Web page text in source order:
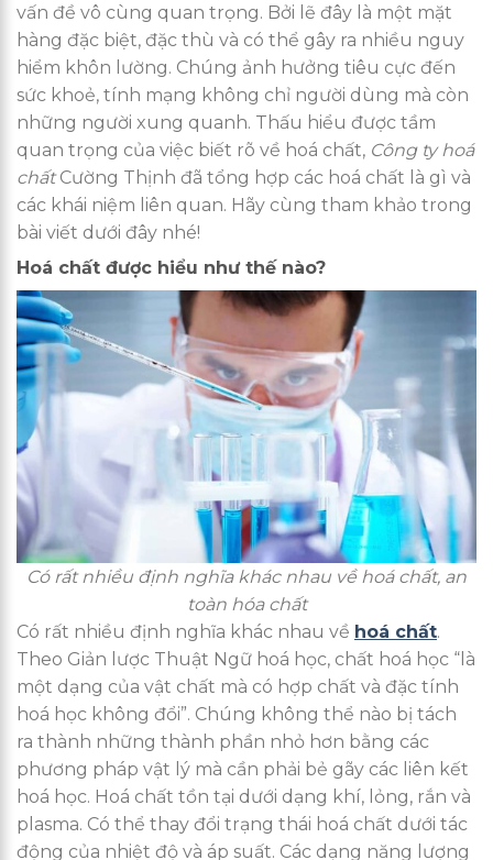
vấn đề vô cùng quan trọng. Bởi lẽ đây là một mặt
hàng đặc biệt, đặc thù và có thể gây ra nhiều nguy
hiểm khôn lường. Chúng ảnh hưởng tiêu cực đến
sức khoẻ, tính mạng không chỉ người dùng mà còn
những người xung quanh. Thấu hiểu được tầm
quan trọng của việc biết rõ về hoá chất, Công ty hoá
chấtCường Thịnh đã tổng hợp các hoá chất là gì và
các khái niệm liên quan. Hãy cùng tham khảo trong
bài viết dưới đây nhé!
Hoá chất được hiểu như thế nào?
Có rất nhiều định nghĩa khác nhau về hoá chất, an
toàn hóa chất
Có rất nhiều định nghĩa khác nhau về hoá chất.
Theo Giản lược Thuật Ngữ hoá học, chất hoá học “là
một dạng của vật chất mà có hợp chất và đặc tính
hoá học không đổi”. Chúng không thể nào bị tách
ra thành những thành phần nhỏ hơn bằng các
phương pháp vật lý mà cần phải bẻ gãy các liên kết
hoá học. Hoá chất tồn tại dưới dạng khí, lỏng, rắn và
plasma. Có thể thay đổi trạng thái hoá chất dưới tác
động của nhiệt độ và áp suất. Các dạng năng lượng